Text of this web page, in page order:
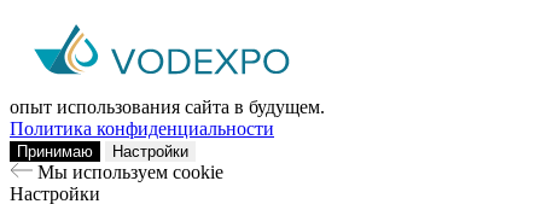
Мы используем сookie
Заходя на наш сайт, вы помогаете нам сделать его лучше: мы
анализируем информацию о вашем визите с помощью
опыт использования сайта в будущем.
Политика конфиденциальности
Принимаю Настройки
Мы используем сookie
Настройки